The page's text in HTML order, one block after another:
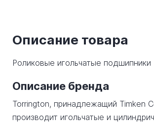
Описание товара
Роликовые игольчатые подшипники
Описание бренда
Torrington, принадлежащий Timken
производит игольчатые и